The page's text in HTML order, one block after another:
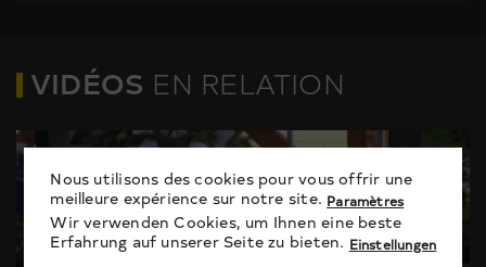
VIDÉOS EN RELATION
Nous utilisons des cookies pour vous offrir une
meilleure expérience sur notre site. Paramètres
Wir verwenden Cookies, um Ihnen eine beste
Erfahrung auf unserer Seite zu bieten. Einstellungen